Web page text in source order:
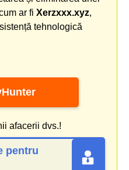
ar fi Xerzxxx.xyz,
tehnologică
afacerii dvs.!
pentru